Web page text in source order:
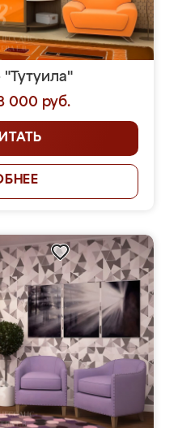
000 руб.